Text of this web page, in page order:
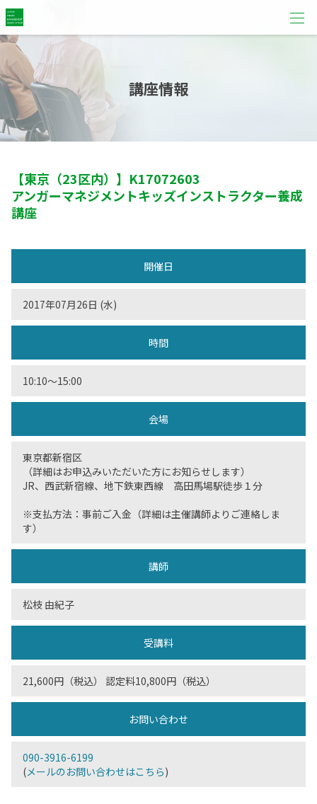
講座情報
【東京（23区内）】 K17072603
アンガーマネジメントキッズインストラクター養成
講座
開催日
2017年07月26日 (水)
時間
10:10〜15:00
会場
東京都新宿区
（詳細はお申込みいただいた方にお知らせします）
JR、西武新宿線、地下鉄東西線 高田馬場駅徒歩１分
※支払方法：事前ご入金（詳細は主催講師よりご連絡しま
す）
講師
松枝 由紀子
受講料
21,600円（税込） 認定料10,800円（税込）
お問い合わせ
090-3916-6199
(メールのお問い合わせはこちら)